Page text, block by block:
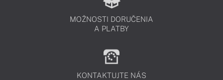
MOŽNOSTI DORUČENIA
A PLATBY
KONTAKTUJTE NÁS